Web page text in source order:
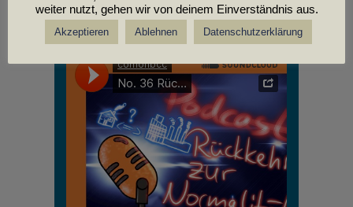
PODCASTS
weiter nutzt, gehen wir von deinem Einverständnis aus.
Akzeptieren Ablehnen Datenschutzerklärung